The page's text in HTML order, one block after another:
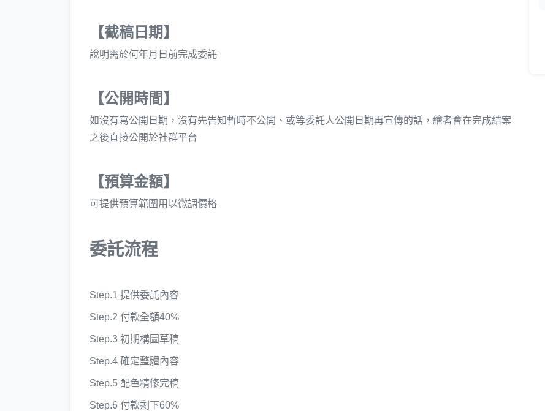
【截稿日期】
說明需於何年月日前完成委託
【公開時間】
如沒有寫公開日期，沒有先告知暫時不公開、或等委託人公開日期再宣傳的話，繪者會在完成結案
之後直接公開於社群平台
【預算金額】
可提供預算範圍用以微調價格
委託流程
Step.1 提供委託內容
Step.2 付款全額40%
Step.3 初期構圖草稿
Step.4 確定整體內容
Step.5 配色精修完稿
Step.6 付款剩下60%